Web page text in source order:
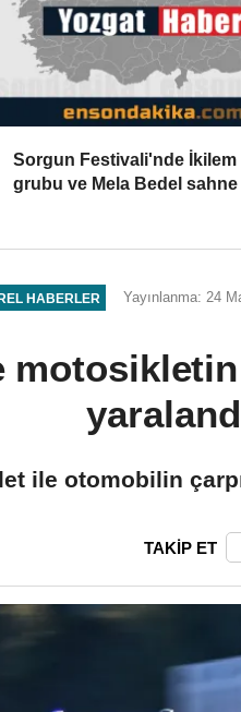
Sorgun Festivali'nde İkilem
grubu ve Mela Bedel sahne
HABERLER Yayınlanma: 24
ile otomobilin
TAKİP ET